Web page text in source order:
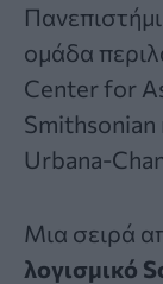
ομάδα
Center for
Smithsonian
Urbana-
Μια σειρά
λογισμικό